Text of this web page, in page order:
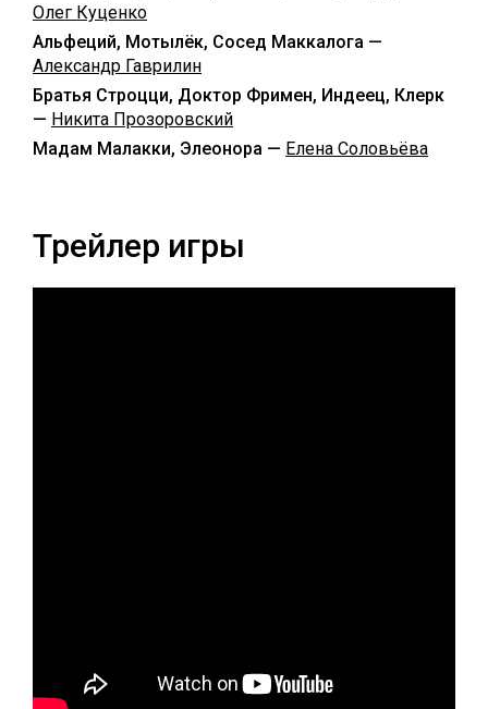
Олег Куценко
Альфеций, Мотылёк, Сосед Маккалога —
Александр Гаврилин
Братья Строцци, Доктор Фримен, Индеец, Клерк
— Никита Прозоровский
Мадам Малакки, Элеонора — Елена Соловьёва
Трейлер игры